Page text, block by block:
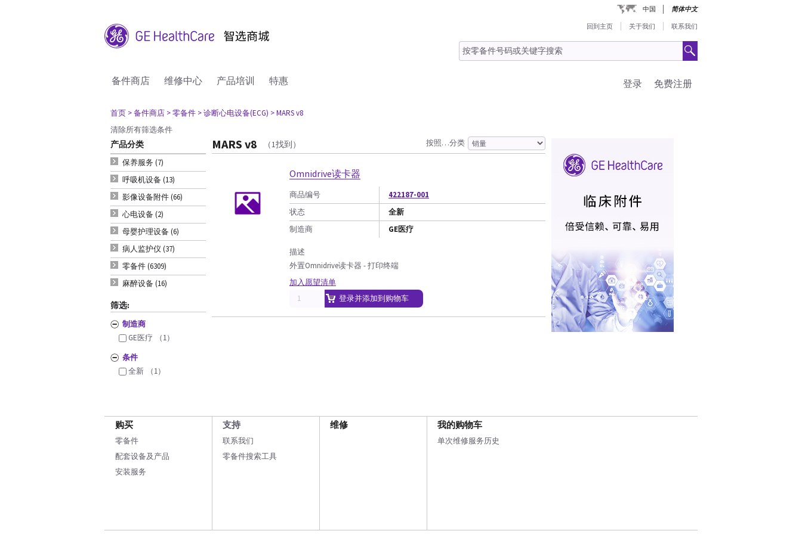
中国 简体中文
回到主页 关于我们 联系我们
备件商店 维修中心 产品培训 特惠 免费注册
登录
首页 > 备件商店 > 零备件 > 诊断心电设备(ECG) > MARS v8
清除所有筛选条件
产品分类
保养服务 (7)
呼吸机设备 (13)
影像设备附件 (66)
心电设备 (2)
母婴护理设备 (6)
病人监护仪 (37)
零备件 (6309)
麻醉设备 (16)
筛选:
制造商
GE医疗
（1）
条件
全新
（1）
MARS v8 （1找到） 按照…分类
Omnidrive读卡器
商品编号
422187-001
状态
全新
制造商
GE医疗
描述
外置Omnidrive读卡器 - 打印终端
加入愿望清单
登录并添加到购物车
购买
零备件
配套设备及产品
安装服务
支持
联系我们
零备件搜索工具
维修 我的购物车
单次维修服务历史